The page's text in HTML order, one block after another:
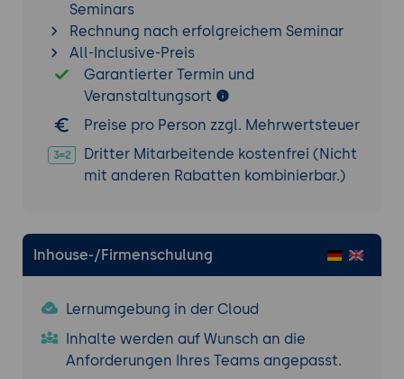
in BLoC-Anwendungen.
Praktische Übung 2: Erweiterte BLoC-
Anwendung
Problemstellung:Implementierung einer
komplexeren Flutter-Anwendung mit
mehreren BLoCs und API-Integration.
Lösung:
Implementierung mehrerer BLoCs zur
Integration externer APIs zur
Datenbeschaffung.
Schreiben von Unit Tests für die BLoCs.
Tool: Nutzung des Flutter SDK, flutter_bloc
Pakets und HTTP Bibliotheken.
Ergebnis:Eine erweiterte Flutter-
Anwendung mit komplexem State
Seminars
Rechnung nach erfolgreichem Seminar
All-Inclusive-Preis
Garantierter Termin und
Veranstaltungsort
Preise pro Person zzgl. Mehrwertsteuer
Dritter Mitarbeitende kostenfrei (Nicht
mit anderen Rabatten kombinierbar.)
Inhouse-/Firmenschulung
Lernumgebung in der Cloud
Inhalte werden auf Wunsch an die
Anforderungen Ihres Teams angepasst.